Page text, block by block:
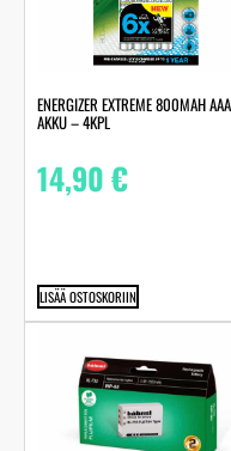
ENERGIZER EXTREME 800MAH
AKKU – 4KPL
14,90€
LISÄÄ OSTOSKORIIN